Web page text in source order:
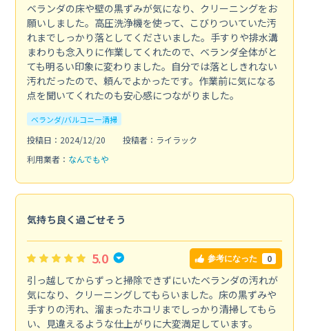
ベランダの床や壁の黒ずみが気になり、クリーニングをお
願いしました。高圧洗浄機を使って、こびりついていた汚
れまでしっかり落としてくださいました。手すりや排水溝
まわりも念入りに作業してくれたので、ベランダ全体がと
ても明るい印象に変わりました。自分では落としきれない
汚れだったので、頼んでよかったです。作業前に気になる
点を聞いてくれたのも安心感につながりました。
ベランダ/バルコニー清掃
投稿日：2024/12/20
投稿者：ライラック
利用業者： なんでもや
気持ち良く過ごせそう
5.0 参考になった 0
引っ越してからずっと掃除できずにいたベランダの汚れが
気になり、クリーニングしてもらいました。床の黒ずみや
手すりの汚れ、溜まったホコリまでしっかり清掃してもら
い、見違えるような仕上がりに大変満足しています。